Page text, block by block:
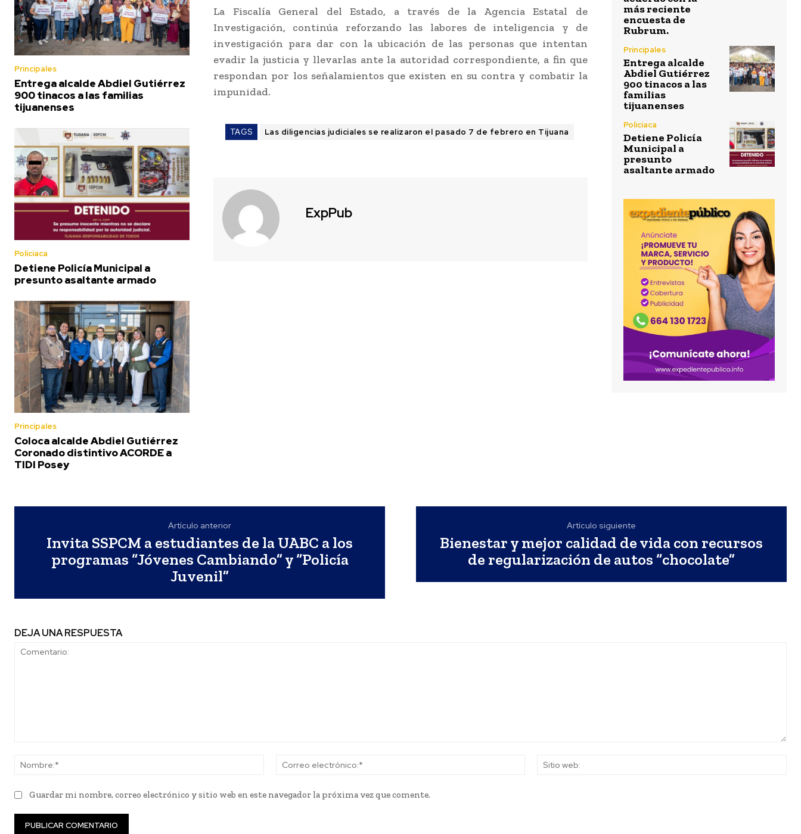
Principales
Entrega alcalde Abdiel Gutiérrez
900 tinacos a las familias
tijuanenses
Policiaca
Detiene Policía Municipal a
presunto asaltante armado
Principales
Coloca alcalde Abdiel Gutiérrez
Coronado distintivo ACORDE a
TIDI Posey
La Fiscalía General del Estado, a través de la Agencia Estatal de
Investigación, continúa reforzando las labores de inteligencia y de
investigación para dar con la ubicación de las personas que intentan
evadir la justicia y llevarlas ante la autoridad correspondiente, a fin que
respondan por los señalamientos que existen en su contra y combatir la
impunidad.
TAGS Las diligencias judiciales se realizaron el pasado 7 de febrero en Tijuana
ExpPub
más reciente
encuesta de
Rubrum.
Principales
Entrega alcalde
Abdiel Gutiérrez
900 tinacos a las
familias
tijuanenses
Policiaca
Detiene Policía
Municipal a
presunto
asaltante armado
Artículo anterior
Invita SSPCM a estudiantes de la UABC a los
programas “Jóvenes Cambiando” y “Policía
Juvenil”
Artículo siguiente
Bienestar y mejor calidad de vida con recursos
de regularización de autos “chocolate”
DEJA UNA RESPUESTA
Nombre:*
Correo
Guardar mi nombre, correo electrónico y sitio web en este navegador la próxima vez que comente.